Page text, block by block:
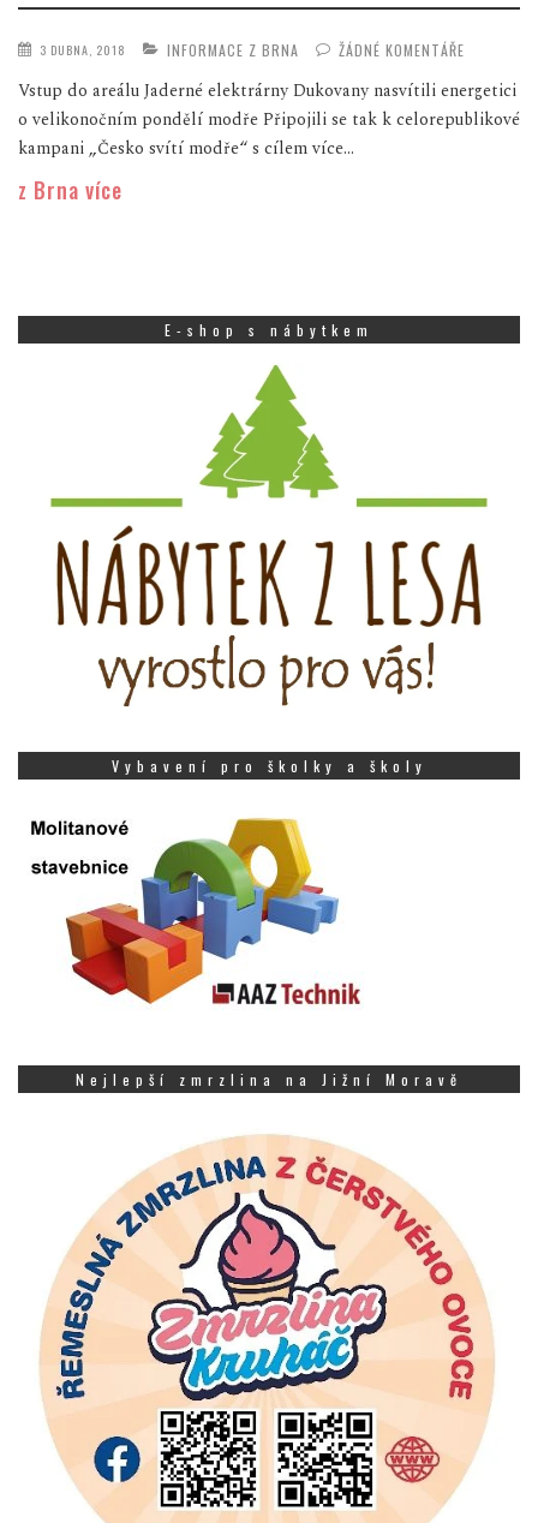
3 DUBNA, 2018 INFORMACE Z BRNA ŽÁDNÉ KOMENTÁŘE
Vstup do areálu Jaderné elektrárny Dukovany nasvítili energetici
o velikonočním pondělí modře Připojili se tak k celorepublikové
kampani „Česko svítí modře“ s cílem více...
z Brna více
E-shop s nábytkem
Vybavení pro školky a školy
Nejlepší zmrzlina na Jižní Moravě